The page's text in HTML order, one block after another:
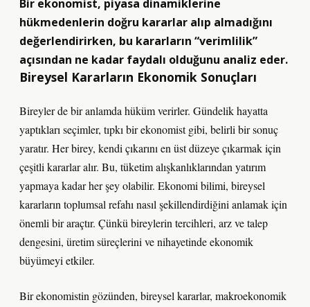
Bir ekonomist, piyasa dinamiklerine
hükmedenlerin doğru kararlar alıp almadığını
değerlendirirken, bu kararların “verimlilik”
açısından ne kadar faydalı olduğunu analiz eder.
Bireysel Kararların Ekonomik Sonuçları
Bireyler de bir anlamda hüküm verirler. Gündelik hayatta
yaptıkları seçimler, tıpkı bir ekonomist gibi, belirli bir sonuç
yaratır. Her birey, kendi çıkarını en üst düzeye çıkarmak için
çeşitli kararlar alır. Bu, tüketim alışkanlıklarından yatırım
yapmaya kadar her şey olabilir. Ekonomi bilimi, bireysel
kararların toplumsal refahı nasıl şekillendirdiğini anlamak için
önemli bir araçtır. Çünkü bireylerin tercihleri, arz ve talep
dengesini, üretim süreçlerini ve nihayetinde ekonomik
büyümeyi etkiler.
Bir ekonomistin gözünden, bireysel kararlar, makroekonomik